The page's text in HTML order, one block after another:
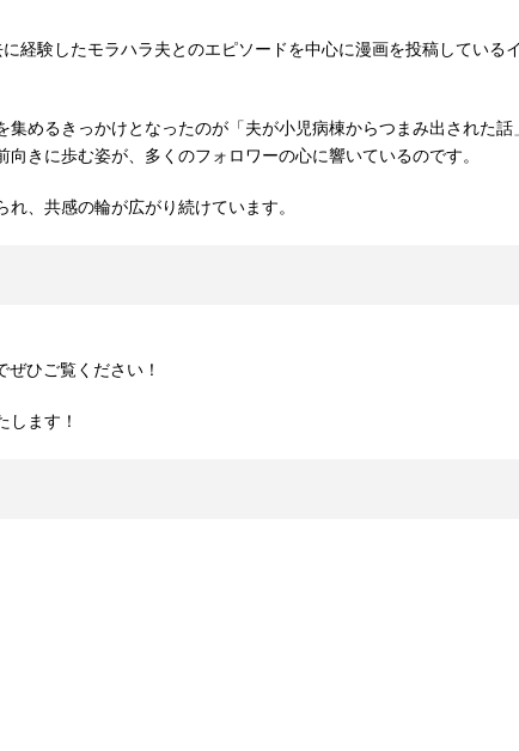
経験したモラハラ夫とのエピソードを中心に漫画を投稿している
めるきっかけとなったのが「夫が小児病棟からつまみ出された
きに歩む姿が、多くのフォロワーの心に響いているのです。
、共感の輪が広がり続けています。
ひご覧ください！
ます！